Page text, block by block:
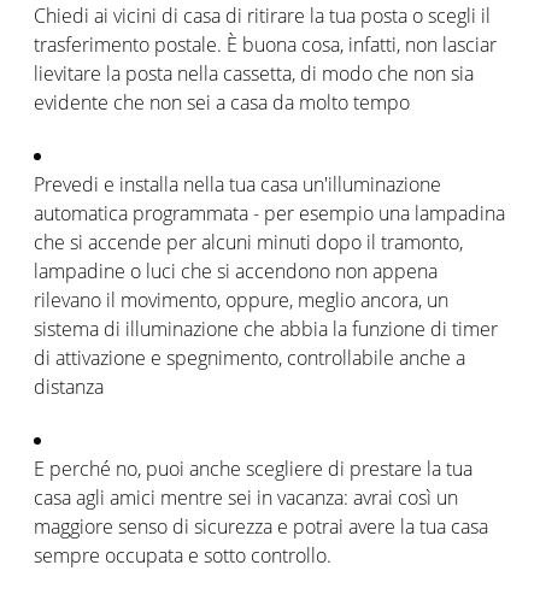
Chiedi ai vicini di casa di ritirare la tua posta o scegli il
trasferimento postale. È buona cosa, infatti, non lasciar
lievitare la posta nella cassetta, di modo che non sia
evidente che non sei a casa da molto tempo
Prevedi e installa nella tua casa un'illuminazione
automatica programmata - per esempio una lampadina
che si accende per alcuni minuti dopo il tramonto,
lampadine o luci che si accendono non appena
rilevano il movimento, oppure, meglio ancora, un
sistema di illuminazione che abbia la funzione di timer
di attivazione e spegnimento, controllabile anche a
distanza
E perché no, puoi anche scegliere di prestare la tua
casa agli amici mentre sei in vacanza: avrai così un
maggiore senso di sicurezza e potrai avere la tua casa
sempre occupata e sotto controllo.